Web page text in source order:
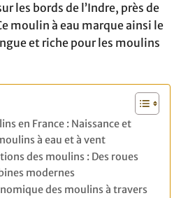
les bords de l’Indre, près de
moulin à eau marque ainsi le
et riche pour les moulins
en France : Naissance et
à eau et à vent
des moulins : Des roues
modernes
des moulins à travers